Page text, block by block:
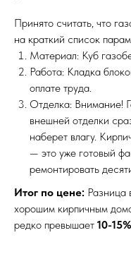
Принято считать, что
на краткий список
Материал: Куб
Работа: Кладка
оплате труда.
Отделка: Внимание!
внешней отделки
наберет влагу.
— это уже готовый
ремонтировать
Итог по цене: Разница
хорошим кирпичным
редко превышает 10-15%